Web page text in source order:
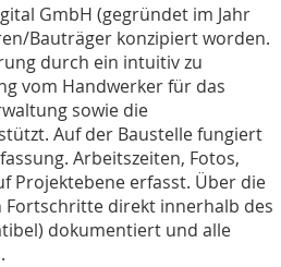
GmbH (gegründet im Jahr
Bauträger konzipiert worden.
durch ein intuitiv zu
vom Handwerker für das
sowie die
Auf der Baustelle fungiert
Arbeitszeiten, Fotos,
Projektebene erfasst. Über die
direkt innerhalb des
dokumentiert und alle